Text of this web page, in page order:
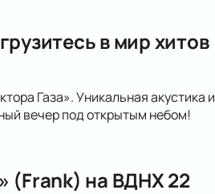
в мир хитов
Газа». Уникальная акустика и
вечер под открытым небом!
(Frank) на ВДНХ 22